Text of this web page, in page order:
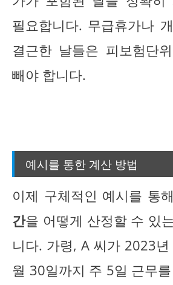
필요합니다. 무급휴가나
결근한 날들은 피보험단
빼야 합니다.
예시를 통한 계산 방법
이제 구체적인 예시를 통해
간을 어떻게 산정할 수 있
니다. 가령, A 씨가 2023
월 30일까지 주 5일 근무